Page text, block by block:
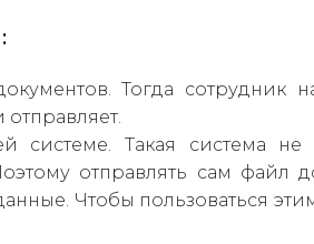
Тогда сотрудник
системе. Такая система
отправлять сам файл
Чтобы пользоваться